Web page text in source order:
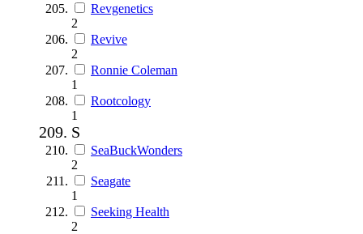
Revgenetics
2
Revive
2
Ronnie Coleman
1
Rootcology
1
S
SeaBuckWonders
2
Seagate
1
Seeking Health
2